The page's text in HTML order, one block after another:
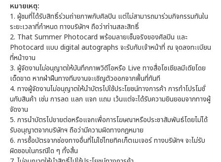
หมายเหตุ:
1. ผู้ชมที่ได้รับสิทธิ์ร่วมถ่ายภาพกับศิลปิน แต่ไม่สามารถมาร่วมกิจกรรมทันใน
ระยะเวลาที่กำหนด ทางบริษัทฯ ถือว่าท่านสละสิทธิ์
2. That Summer Photocard พร้อมลายเซ็นจริงของศิลปิน และ
Photocard แบบ digital autographs จะรับกับเจ้าหน้าที่ ณ จุดลงทะเบียน
ที่หน้างาน
3. ผู้จัดงานไม่อนุญาตให้บันทึกภาพวิดีโอหรือ Live ทางสื่อโซเชียลมีเดียโดย
เด็ดขาด หากฝ่าฝืนทางทีมงานจะเชิญตัวออกจากพื้นที่ทันที
4. ทางผู้จัดงานไม่อนุญาตให้นำบัตรไปใช้ประโยชน์ทางการค้า การทำโปรโมชั่
นกับสินค้า เช่น การลด แลก แจก แถม เว้นแต่จะได้รับความยินยอมจากทางผู้
จัดงาน
5. การนำบัตรไปขายต่อหรือแจกเพื่อการโฆษณาหรือประชาสัมพันธ์โดยไม่ได้
รับอนุญาตจากบริษัทฯ ถือว่ามีความผิดทางกฎหมาย
6. การซื้อบัตรจากช่องทางอื่นที่ไม่ใช่ไทยทิคเก็ตเมเจอร์ ทางบริษัทฯ จะไม่รับ
ผิดชอบในกรณีใด ๆ ทั้งสิ้น